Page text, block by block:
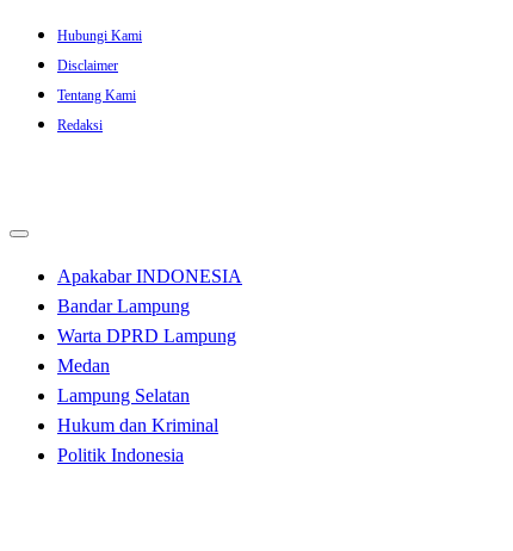
Skip
content
Hubungi Kami
Disclaimer
Tentang Kami
Redaksi
Apakabar INDONESIA
Bandar Lampung
Warta DPRD Lampung
Medan
Lampung Selatan
Hukum dan Kriminal
Politik Indonesia